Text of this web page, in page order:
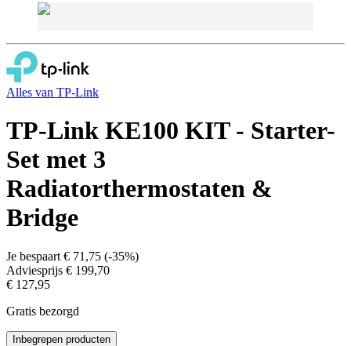
Alles van TP-Link
TP-Link KE100 KIT - Starter-
Set met 3
Radiatorthermostaten &
Bridge
Je bespaart € 71,75 (-35%)
Adviesprijs € 199,70
€ 127,95
Gratis bezorgd
Inbegrepen producten